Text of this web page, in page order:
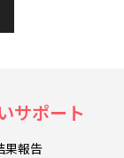
サポート
果報告